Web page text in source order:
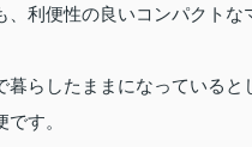
利便性の良いコンパクト
らしたままになっている
す。